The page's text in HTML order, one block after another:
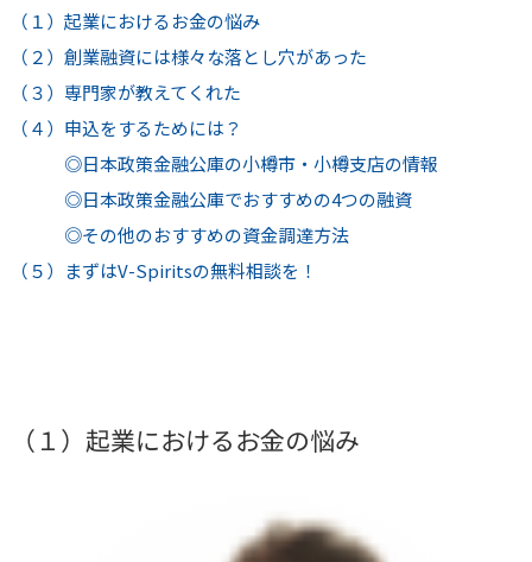
（１）起業におけるお金の悩み
（２）創業融資には様々な落とし穴があった
（３）専門家が教えてくれた
（４）申込をするためには？
◎日本政策金融公庫の小樽市・小樽支店の情報
◎日本政策金融公庫でおすすめの4つの融資
◎その他のおすすめの資金調達方法
（５）まずはV-Spiritsの無料相談を！
（１）起業におけるお金の悩み